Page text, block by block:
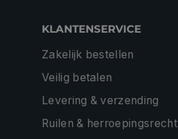
KLANTENSERVICE
Zakelijk bestellen
Veilig betalen
Levering & verzending
Ruilen & herroepingsrecht